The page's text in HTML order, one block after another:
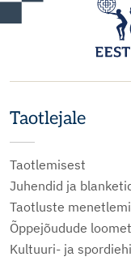
Taotlejale
Taotlemisest
Juhendid ja
Taotluste
Õppejõudude
Kultuuri- ja